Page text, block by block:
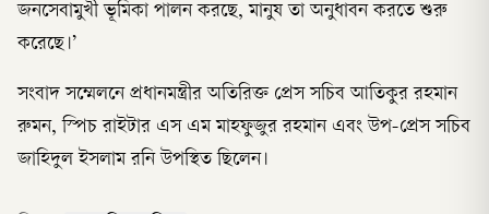
জনসেবামুখী ভূমিকা পালন করছে, মানুষ তা অনুধাবন করতে শুরু
করেছে।’
সংবাদ সম্মেলনে প্রধানমন্ত্রীর অতিরিক্ত প্রেস সচিব আতিকুর রহমান
রুমন, স্পিচ রাইটার এস এম মাহফুজুর রহমান এবং উপ-প্রেস সচিব
জাহিদুল ইসলাম রনি উপস্থিত ছিলেন।